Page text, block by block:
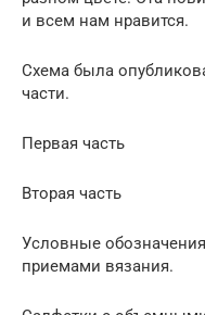
и всем нам нравится.
Схема была
части.
Первая часть
Вторая часть
Условные
приемами вязания.